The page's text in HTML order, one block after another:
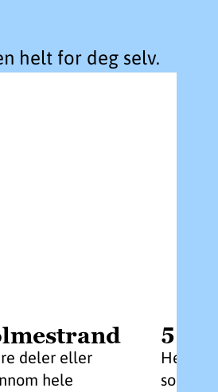
helt for deg selv.
deler eller
hele
5
Her
som er